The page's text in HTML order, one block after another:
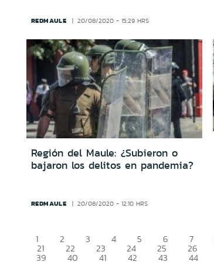
REDMAULE 20/08/2020 - 15:29 HRS
Región del Maule: ¿Subieron o
bajaron los delitos en pandemia?
REDMAULE 20/08/2020 - 12:10 HRS
1 2 3 4 5 6 7
21 22 23 24 25 26
39 40 41 42 43 44